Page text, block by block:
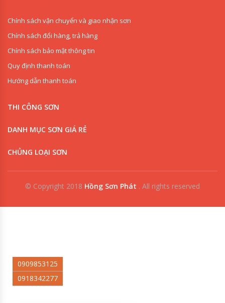
Chính sách vận chuyển và giao nhận sơn
Chính sách đổi hàng, trả hàng
Chính sách bảo mật thông tin
Quy định thanh toán
Hướng dẫn thanh toán
THI CÔNG SƠN
DANH MỤC SƠN GIÁ RẺ
CHỦNG LOẠI SƠN
© Copyright 2018 Hồng Sơn Phát . All rights reserved
0909853125
0918342277